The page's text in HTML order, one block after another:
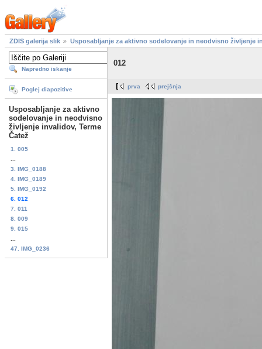
ZDIS galerija slik Usposabljanje za aktivno sodelovanje in neodvisno življenje
Napredno iskanje
Poglej diapozitive
Usposabljanje za aktivno
sodelovanje in neodvisno
življenje invalidov, Terme
Čatež
1. 005
3. IMG_0188
4. IMG_0189
5. IMG_0192
6. 012
7. 011
8. 009
9. 015
47. IMG_0236
012
prva prejšnja